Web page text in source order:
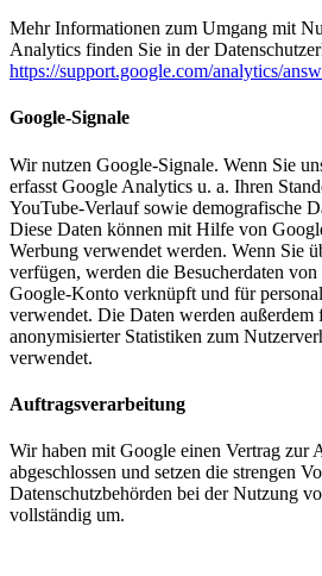
Mehr Informationen zum Umgang mit
Analytics finden Sie in der
https://support.google.com/analytics/
Google-Signale
Wir nutzen Google-Signale. Wenn Sie
erfasst Google Analytics u. a. Ihren
YouTube-Verlauf sowie demografische
Diese Daten können mit Hilfe von
Werbung verwendet werden. Wenn Sie
verfügen, werden die Besucherdaten
Google-Konto verknüpft und für
verwendet. Die Daten werden außerdem
anonymisierter Statistiken zum
verwendet.
Auftragsverarbeitung
Wir haben mit Google einen Vertrag zur
abgeschlossen und setzen die strengen
Datenschutzbehörden bei der Nutzung
vollständig um.